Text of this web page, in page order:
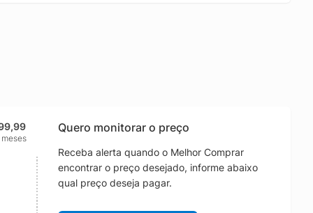
meses
Quero monitorar o preço
Receba alerta quando o Melhor Comprar
encontrar o preço desejado, informe abaixo
qual preço deseja pagar.